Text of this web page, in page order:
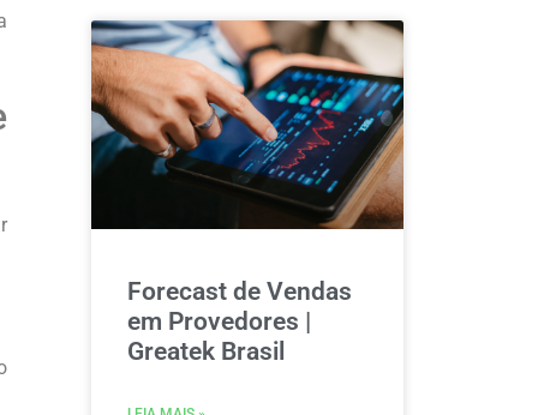
Forecast de Vendas
em Provedores |
Greatek Brasil